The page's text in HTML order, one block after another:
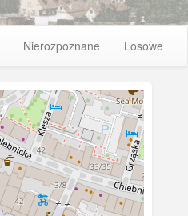
Nierozpoznane Losowe